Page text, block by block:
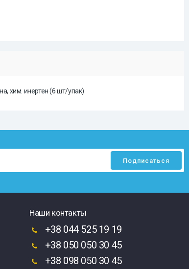
хим. инертен (6 шт/упак)
Наши контакты
+38 044 525 19 19
+38 050 050 30 45
+38 098 050 30 45